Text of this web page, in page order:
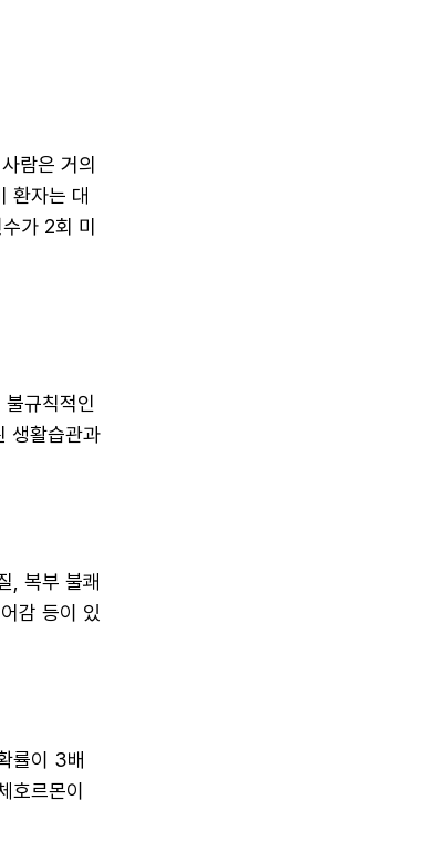
람은 거의
환자는 대
가 2회 미
규칙적인
생활습관과
, 복부 불쾌
감 등이 있
률이 3배
호르몬이